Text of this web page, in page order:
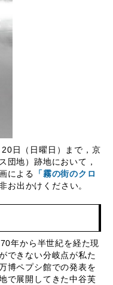
日（日曜日）まで，京
団地）跡地において，
による
「霧の街のクロ
お出かけください。
年から半世紀を経た現
できない分岐点が私た
博ペプシ館での発表を
で展開してきた中谷芙